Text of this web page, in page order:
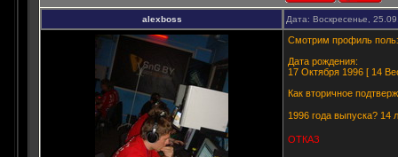
alexboss Дата: Воскресенье,
Смотрим профиль
Дата рождения:
17 Октября 1996 [ 14
Как вторичное
1996 года выпуска?
ОТКАЗ